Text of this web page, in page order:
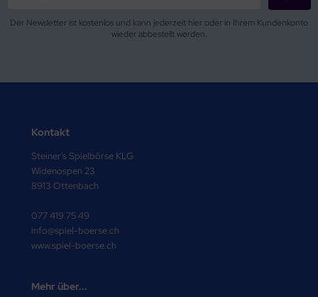
Der Newsletter ist kostenlos und kann jederzeit hier oder in Ihrem Kundenkonto
wieder abbestellt werden.
Kontakt
Steiner's Spielbörse KLG
Widenospen 23
8913 Ottenbach
077 419 75 49
info@spiel-boerse.ch
www.spiel-boerse.ch
Mehr über...